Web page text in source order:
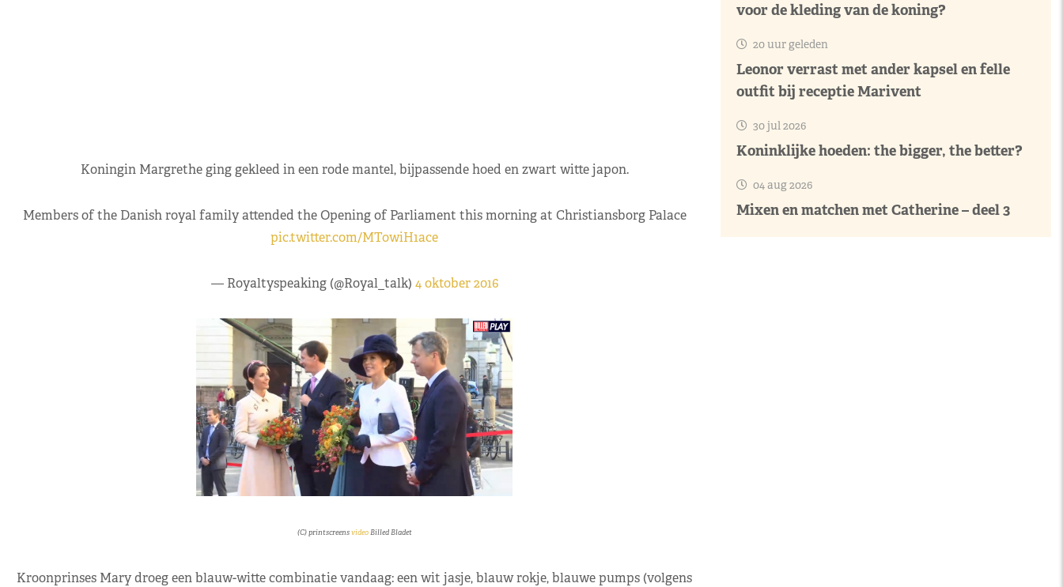
Koningin Margrethe ging gekleed in een rode mantel, bijpassende hoed en zwart witte japon.
Members of the Danish royal family attended the Opening of Parliament this morning at Christiansborg Palace
pic.twitter.com/MTowiH1ace
— Royaltyspeaking (@Royal_talk) 4 oktober 2016
(C) printscreensvideoBilled Bladet
Kroonprinses Mary droeg een blauw-witte combinatie vandaag: een wit jasje, blauw rokje, blauwe pumps (volgens
voor de kleding van de koning?
20 uur geleden
Leonor verrast met ander kapsel en felle
outfit bij receptie Marivent
30 jul 2026
Koninklijke hoeden: the bigger, the better?
04 aug 2026
Mixen en matchen met Catherine – deel 3